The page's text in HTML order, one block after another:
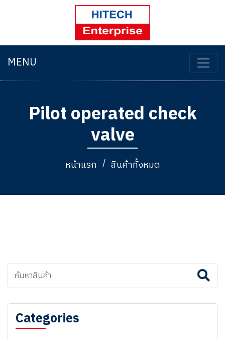
MENU
Pilot operated check
valve
หน้าแรก สินค้าทั้งหมด
Categories